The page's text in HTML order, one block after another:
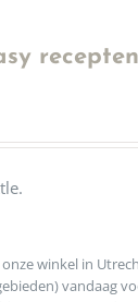
recepten
winkel in
vandaag